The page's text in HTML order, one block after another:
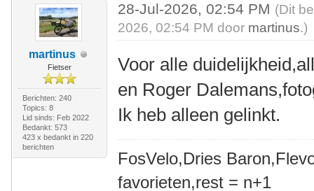
martinus
Fietser
Berichten: 240
Topics: 8
Lid sinds: Feb 2022
Bedankt: 573
423 x bedankt in 220
berichten
28-Jul-2026, 02:54 PM (Dit
2026, 02:54 PM door martinus.)
Voor alle
en Roger
Ik heb alleen gelinkt.
FosVelo,Dries
favorieten,rest = n+1